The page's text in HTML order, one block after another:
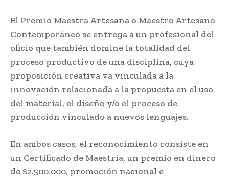
El Premio Maestra Artesana o Maestro Artesano
Contemporáneo se entrega a un profesional del
oficio que también domine la totalidad del
proceso productivo de una disciplina, cuya
proposición creativa va vinculada a la
innovación relacionada a la propuesta en el uso
del material, el diseño y/o el proceso de
producción vinculado a nuevos lenguajes.
En ambos casos, el reconocimiento consiste en
un Certificado de Maestría, un premio en dinero
de $2.500.000, promoción nacional e